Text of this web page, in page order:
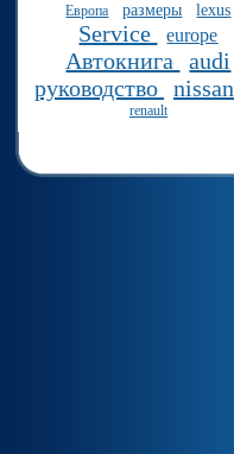
Европа размеры lexus
Service europe
Автокнига
audi
руководство nissan
renault